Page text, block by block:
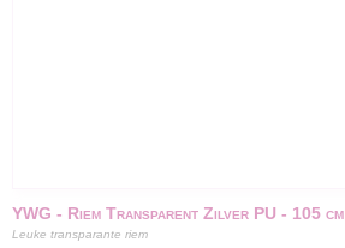
YWG - Riem Transparent Zilver PU - 105 cm
Leuke transparante riem